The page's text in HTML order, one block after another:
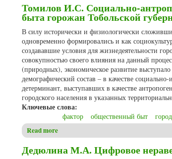
Томилов И.С. Социально-
быта горожан Тобольской
В силу исторически и физиологически
одновременно формировались и как
создававшие условия для жизнедеятельности
совокупностью своего влияния на данный
(природных), экономическое развитие
демографический состав – в качестве
детерминант, выступавших в качестве
городского населения в указанных
Ключевые слова:
фактор общественный быт город
Read more
Дедюлина М.А. Цифровое